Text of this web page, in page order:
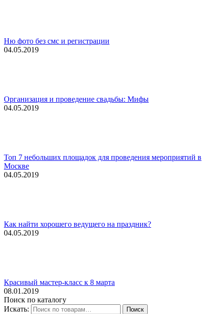
Ню фото без смс и регистрации
04.05.2019
Организация и проведение свадьбы: Мифы
04.05.2019
Топ 7 небольших площадок для проведения мероприятий в
Москве
04.05.2019
Как найти хорошего ведущего на праздник?
04.05.2019
Красивый мастер-класс к 8 марта
08.01.2019
Поиск по каталогу
Искать:
Поиск